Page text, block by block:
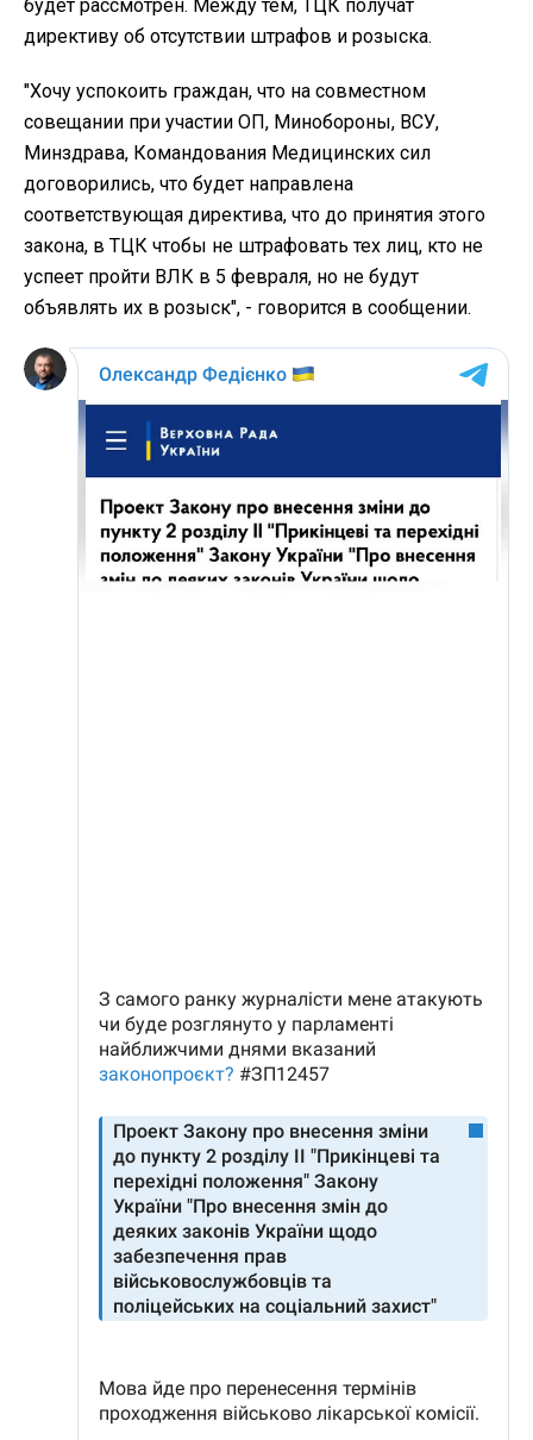
будет рассмотрен. Между тем, ТЦК получат
директиву об отсутствии штрафов и розыска.
"Хочу успокоить граждан, что на совместном
совещании при участии ОП, Минобороны, ВСУ,
Минздрава, Командования Медицинских сил
договорились, что будет направлена
соответствующая директива, что до принятия этого
закона, в ТЦК чтобы не штрафовать тех лиц, кто не
успеет пройти ВЛК в 5 февраля, но не будут
объявлять их в розыск", - говорится в сообщении.